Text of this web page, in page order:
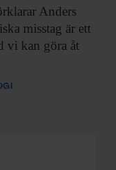
Anders
misstag är ett
vi kan göra åt